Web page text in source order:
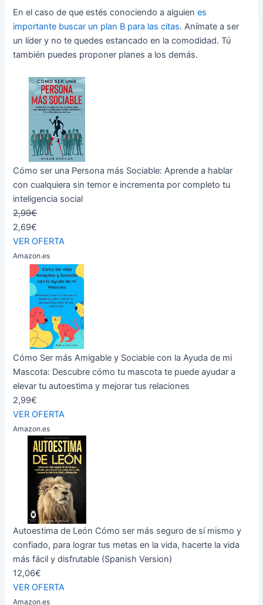
En el caso de que estés conociendo a alguienes
importante buscar un plan B para las citas. Anímate a ser
un líder y no te quedes estancado en la comodidad. Tú
también puedes proponer planes a los demás.
Cómo ser una Persona más Sociable: Aprende a hablar
con cualquiera sin temor e incrementa por completo tu
inteligencia social
2,99€
2,69€
VER OFERTA
Amazon.es
Cómo Ser más Amigable y Sociable con la Ayuda de mi
Mascota: Descubre cómo tu mascota te puede ayudar a
elevar tu autoestima y mejorar tus relaciones
2,99€
VER OFERTA
Amazon.es
Autoestima de León Cómo ser más seguro de sí mismo y
confiado, para lograr tus metas en la vida, hacerte la vida
más fácil y disfrutable (Spanish Version)
12,06€
VER OFERTA
Amazon.es